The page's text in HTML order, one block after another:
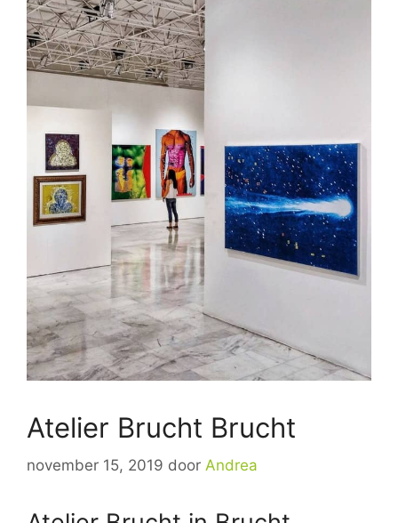
Atelier Brucht Brucht
november 15, 2019 door Andrea